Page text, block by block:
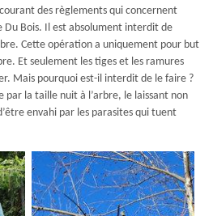
des règlements qui concernent
Du Bois. Il est absolument interdit de
Cette opération a uniquement pour but
Et seulement les tiges et les ramures
Mais pourquoi est-il interdit de le faire ?
par la taille nuit à l’arbre, le laissant non
envahi par les parasites qui tuent